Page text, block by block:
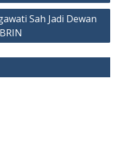
Sah Jadi Dewan